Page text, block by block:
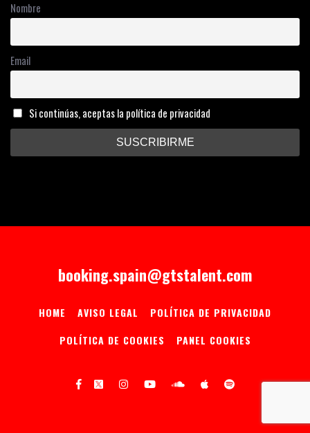
Nombre
Email
Si continúas, aceptas la política de privacidad
booking.spain@gtstalent.com
HOME AVISO LEGAL
POLÍTICA DE PRIVACIDAD
POLÍTICA DE COOKIES
PANEL COOKIES